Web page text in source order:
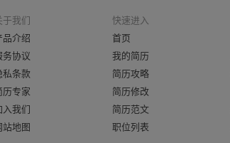
于我们
品介绍
务协议
私条款
历专家
入我们
站地图
快速进入
首页
我的简历
简历攻略
简历修改
简历范文
职位列表